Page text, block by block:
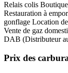
Relais colis
Restauration à
gonflage Location
Vente de gaz
DAB (Distributeur
Prix des